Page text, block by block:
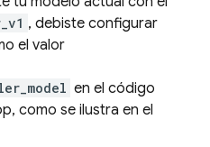
, debiste configurar
el valor
en el código
como se ilustra en el